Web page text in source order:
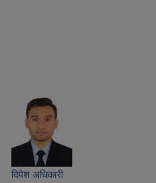
दिपेश अधिकारी